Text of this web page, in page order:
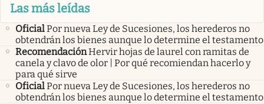
Las más leídas
OficialPor nueva Ley de Sucesiones, los herederos no
obtendrán los bienes aunque lo determine el testamento
RecomendaciónHervir hojas de laurel con ramitas de
canela y clavo de olor | Por qué recomiendan hacerlo y
para qué sirve
OficialPor nueva Ley de Sucesiones, los herederos no
obtendrán los bienes aunque lo determine el testamento